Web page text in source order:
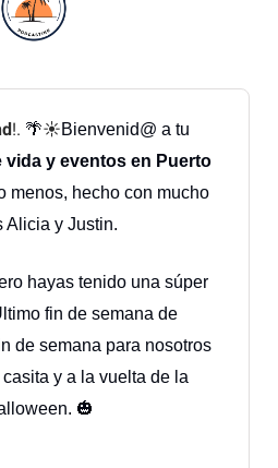
!. 🌴☀️Bienvenid@ a tu
vida y eventos en Puerto
menos, hecho con mucho
Alicia y Justin.
hayas tenido una súper
fin de semana de
de semana para nosotros
y a la vuelta de la
🎃